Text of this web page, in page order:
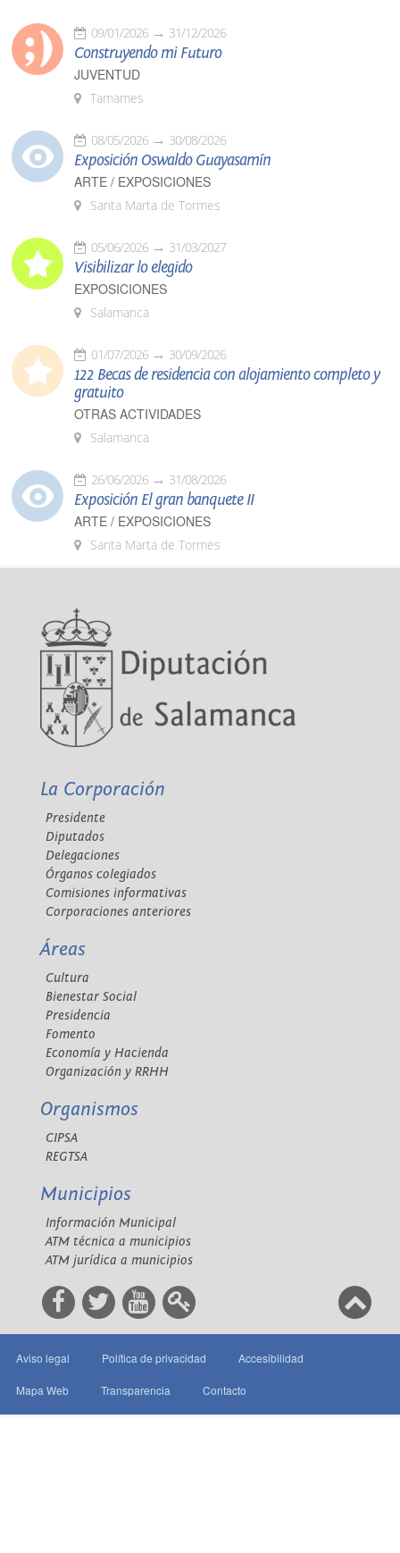
09/01/2026 31/12/2026
Construyendo mi Futuro
JUVENTUD
Tamames
08/05/2026 30/08/2026
Exposición Oswaldo Guayasamín
ARTE / EXPOSICIONES
Santa Marta de Tormes
05/06/2026 31/03/2027
Visibilizar lo elegido
EXPOSICIONES
Salamanca
01/07/2026 30/09/2026
122 Becas de residencia con alojamiento completo y
gratuito
OTRAS ACTIVIDADES
Salamanca
26/06/2026 31/08/2026
Exposición El gran banquete II
ARTE / EXPOSICIONES
Santa Marta de Tormes
La Corporación
Presidente
Diputados
Delegaciones
Órganos colegiados
Comisiones informativas
Corporaciones anteriores
Áreas
Cultura
Bienestar Social
Presidencia
Fomento
Economía y Hacienda
Organización y RRHH
Organismos
CIPSA
REGTSA
Municipios
Información Municipal
ATM técnica a municipios
ATM jurídica a municipios
Aviso legal Política de privacidad Accesibilidad
Mapa Web Transparencia Contacto